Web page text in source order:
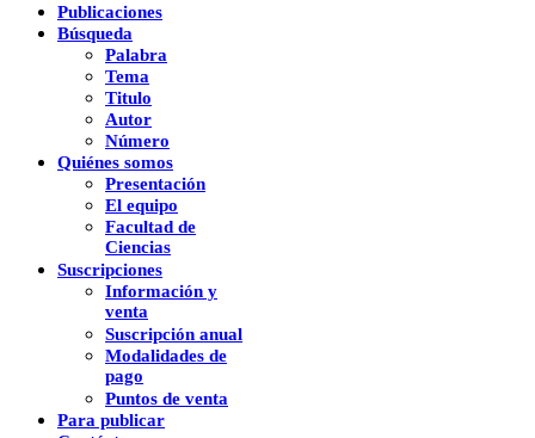
Publicaciones
Búsqueda
Palabra
Tema
Titulo
Autor
Número
Quiénes somos
Presentación
El equipo
Facultad de
Ciencias
Suscripciones
Información y
venta
Suscripción anual
Modalidades de
pago
Puntos de venta
Para publicar